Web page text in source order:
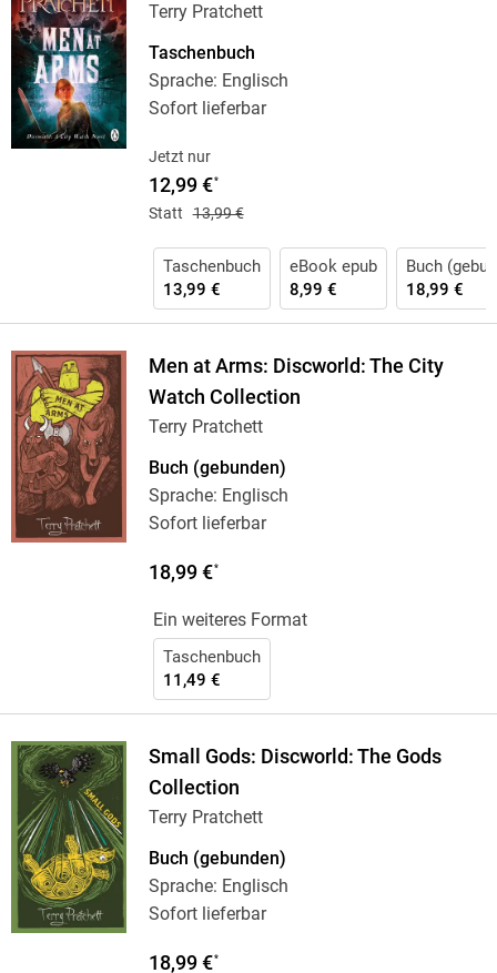
Terry Pratchett
Taschenbuch
Sprache: Englisch
Sofort lieferbar
Jetzt nur
12,99 €*
Statt 13,99 €
Taschenbuch
13,99 €
eBook epub
8,99 €
Buch
18,99 €
Men at Arms: Discworld: The City
Watch Collection
Terry Pratchett
Buch (gebunden)
Sprache: Englisch
Sofort lieferbar
18,99 €*
Ein weiteres Format
Taschenbuch
11,49 €
Small Gods: Discworld: The Gods
Collection
Terry Pratchett
Buch (gebunden)
Sprache: Englisch
Sofort lieferbar
18,99 €*